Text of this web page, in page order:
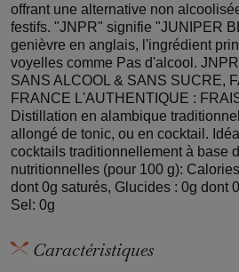
offrant une alternative non
festifs. "JNPR" signifie "JUNIPER
genièvre en anglais, l'ingrédient
voyelles comme Pas d'alcool.
SANS ALCOOL & SANS SUCRE,
FRANCE L'AUTHENTIQUE :
Distillation en alambique
allongé de tonic, ou en cocktail.
cocktails traditionnellement à base
nutritionnelles (pour 100 g):
dont 0g saturés, Glucides : 0g dont
Sel: 0g
Caractéristiques